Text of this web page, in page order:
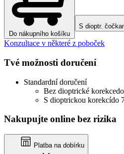
Do nákupního košíku
S dioptr.
Konzultace v některé z poboček
Tvé možnosti doručení
Standardní doručení
Bez dioptrické korekce
S dioptrickou korekcído
Nakupujte online bez rizika
Platba na dobírku